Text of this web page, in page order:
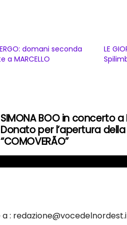
domani seconda
MARCELLO
LE
SIMONA BOO in concerto
Donato per l’apertura
“COMOVERÃO”
: